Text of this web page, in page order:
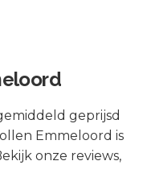
geprijsd
Emmeloord is
onze reviews,